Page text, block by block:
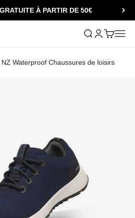
À PARTIR DE 50€
Ouvrir laOuvrir le
Voir leOuvrir
Waterproof Chaussures de loisirs